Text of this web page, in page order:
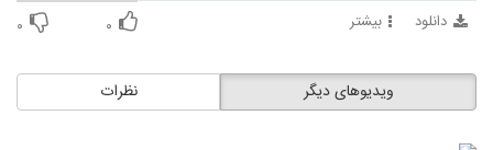
دانلود بیشتر ۰ ۰
نظرات ویدیوهای دیگر